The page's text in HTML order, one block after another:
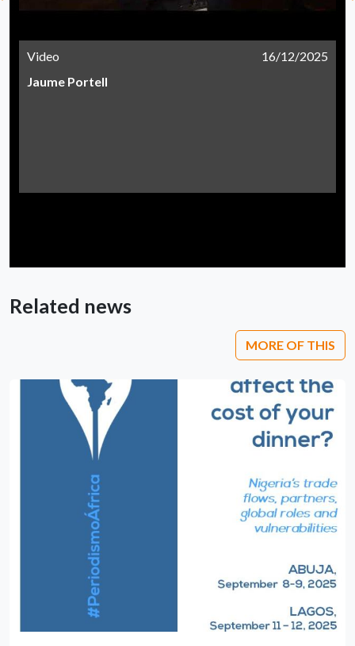
Video
16/12/2025
Jaume Portell
Related news
MORE OF THIS